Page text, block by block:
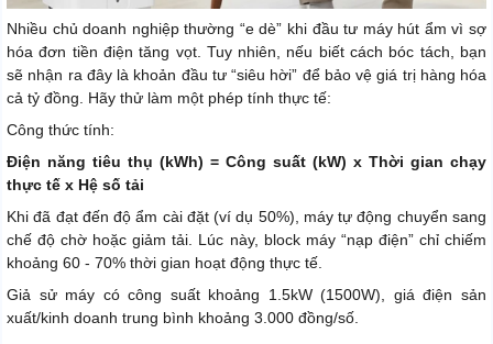
Nhiều chủ doanh nghiệp thường “e dè” khi đầu tư máy hút ẩm vì sợ
hóa đơn tiền điện tăng vọt. Tuy nhiên, nếu biết cách bóc tách, bạn
sẽ nhận ra đây là khoản đầu tư “siêu hời” để bảo vệ giá trị hàng hóa
cả tỷ đồng. Hãy thử làm một phép tính thực tế:
Công thức tính:
Điện năng tiêu thụ (kWh) = Công suất (kW) x Thời gian chạy
thực tế x Hệ số tải
Khi đã đạt đến độ ẩm cài đặt (ví dụ 50%), máy tự động chuyển sang
chế độ chờ hoặc giảm tải. Lúc này, block máy “nạp điện” chỉ chiếm
khoảng 60 - 70% thời gian hoạt động thực tế.
Giả sử máy có công suất khoảng 1.5kW (1500W), giá điện sản
xuất/kinh doanh trung bình khoảng 3.000 đồng/số.